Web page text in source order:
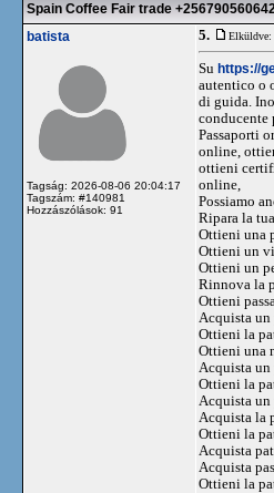
Spain Coffee Fair trade
batista
Tagság: 2026-08-06 20:04:17
Tagszám: #140981
Hozzászólások: 91
5. Elküldve:
Su https://
autentico o
di guida.
conducente
Passaporti
online,
ottieni
online,
Possiamo
Ripara la
Ottieni una
Ottieni un
Ottieni un
Rinnova la
Ottieni
Acquista un
Ottieni la
Ottieni una
Acquista un
Ottieni la
Acquista
Acquista la
Ottieni la
Acquista
Acquista
Ottieni la